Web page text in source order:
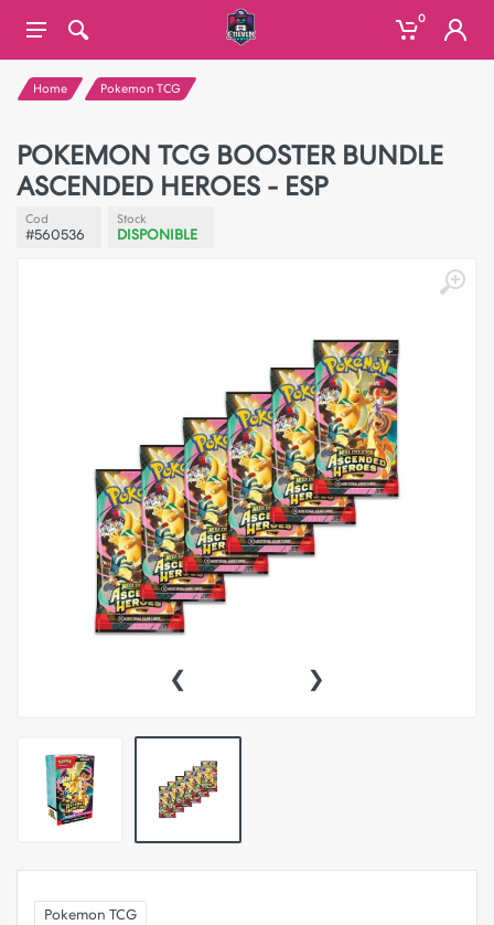
0
Home Pokemon TCG
POKEMON TCG BOOSTER BUNDLE
ASCENDED HEROES - ESP
Cod
#560536
Stock
DISPONIBLE
‹ ›
Pokemon TCG